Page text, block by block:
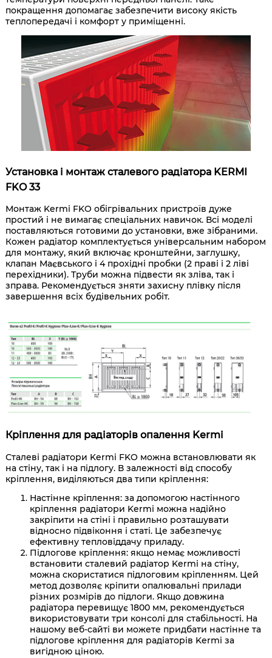
покращення допомагає забезпечити високу якість
теплопередачі і комфорт у приміщенні.
Установка і монтаж сталевого радіатора KERMI
FKO 33
Монтаж Kermi FKO обігрівальних пристроїв дуже
простий і не вимагає спеціальних навичок. Всі моделі
поставляються готовими до установки, вже зібраними.
Кожен радіатор комплектується універсальним набором
для монтажу, який включає кронштейни, заглушку,
клапан Маєвського і 4 прохідні пробки (2 праві і 2 ліві
перехідники). Труби можна підвести як зліва, так і
зправа. Рекомендується зняти захисну плівку після
завершення всіх будівельних робіт.
Кріплення для радіаторів опалення Kermi
Сталеві радіатори Kermi FKO можна встановлювати як
на стіну, так і на підлогу. В залежності від способу
кріплення, виділяються два типи кріплення:
Настінне кріплення: за допомогою настінного
кріплення радіатори Kermi можна надійно
закріпити на стіні і правильно розташувати
відносно підвіконня і статі. Це забезпечує
ефективну тепловіддачу приладу.
Підлогове кріплення: якщо немає можливості
встановити сталевий радіатор Kermi на стіну,
можна скористатися підлоговим кріпленням. Цей
метод дозволяє кріпити опалювальні прилади
різних розмірів до підлоги. Якщо довжина
радіатора перевищує 1800 мм, рекомендується
використовувати три консолі для стабільності. На
нашому веб-сайті ви можете придбати настінне та
підлогове кріплення для радіаторів Kermi за
вигідною ціною.